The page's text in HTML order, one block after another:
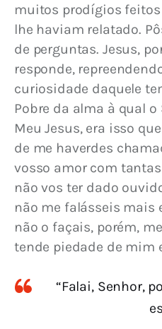
muitos prodígios feitos
lhe haviam relatado.
de perguntas. Jesus,
responde,
curiosidade daquele
Pobre da alma à qual
Meu Jesus, era isso
de me haverdes
vosso amor com
não vos ter dado
não me falásseis mais
não o façais, porém,
tende piedade de mim
“Falai, Senhor,